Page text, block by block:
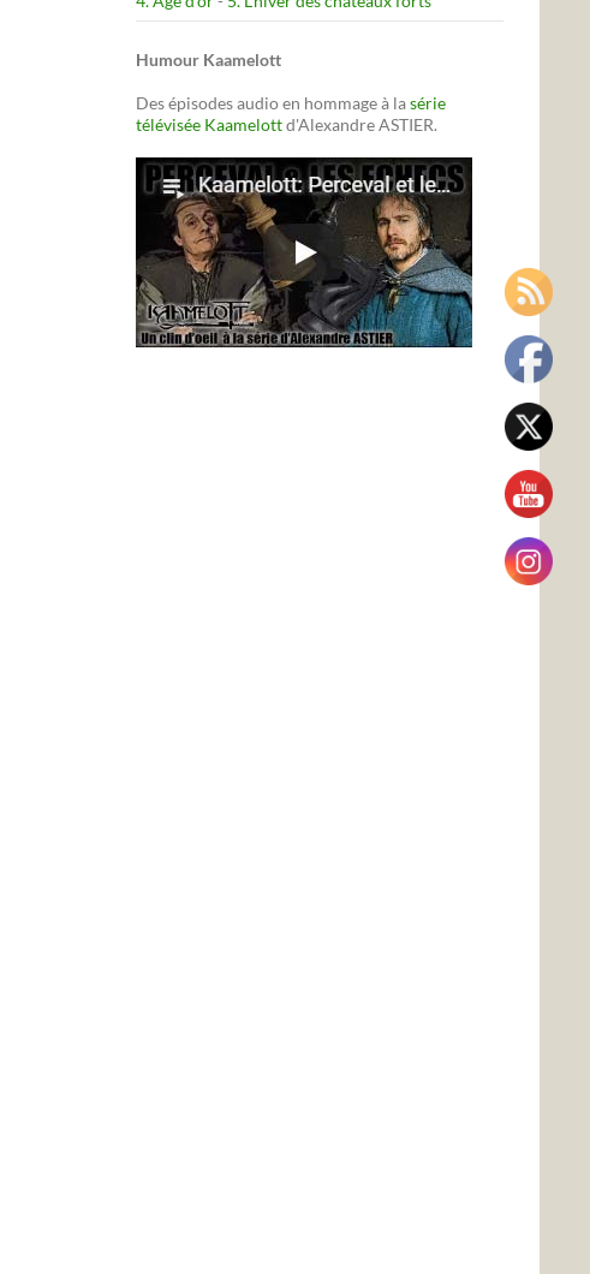
Humour Kaamelott
Des épisodes audio en hommage à lasérie
télévisée Kaamelottd'Alexandre ASTIER.